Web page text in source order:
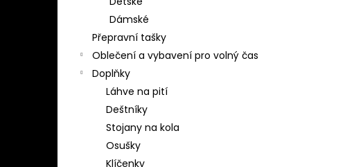
Dámské
Přepravní tašky
Oblečení a vybavení pro volný čas
Doplňky
Láhve na pití
Deštníky
Stojany na kola
Osušky
Klíčenky